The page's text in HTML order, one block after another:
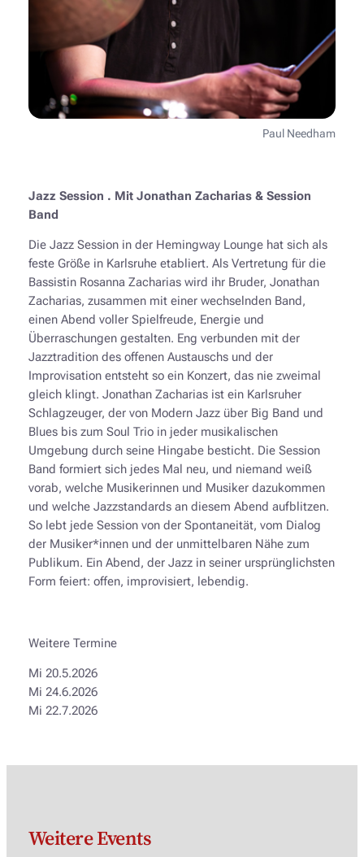
Paul Needham
Jazz Session . Mit Jonathan Zacharias & Session
Band
Die Jazz Session in der Hemingway Lounge hat sich als
feste Größe in Karlsruhe etabliert. Als Vertretung für die
Bassistin Rosanna Zacharias wird ihr Bruder, Jonathan
Zacharias, zusammen mit einer wechselnden Band,
einen Abend voller Spielfreude, Energie und
Überraschungen gestalten. Eng verbunden mit der
Jazztradition des offenen Austauschs und der
Improvisation entsteht so ein Konzert, das nie zweimal
gleich klingt. Jonathan Zacharias ist ein Karlsruher
Schlagzeuger, der von Modern Jazz über Big Band und
Blues bis zum Soul Trio in jeder musikalischen
Umgebung durch seine Hingabe besticht. Die Session
Band formiert sich jedes Mal neu, und niemand weiß
vorab, welche Musikerinnen und Musiker dazukommen
und welche Jazzstandards an diesem Abend aufblitzen.
So lebt jede Session von der Spontaneität, vom Dialog
der Musiker*innen und der unmittelbaren Nähe zum
Publikum. Ein Abend, der Jazz in seiner ursprünglichsten
Form feiert: offen, improvisiert, lebendig.
Weitere Termine
Mi 20.5.2026
Mi 24.6.2026
Mi 22.7.2026
Weitere Events